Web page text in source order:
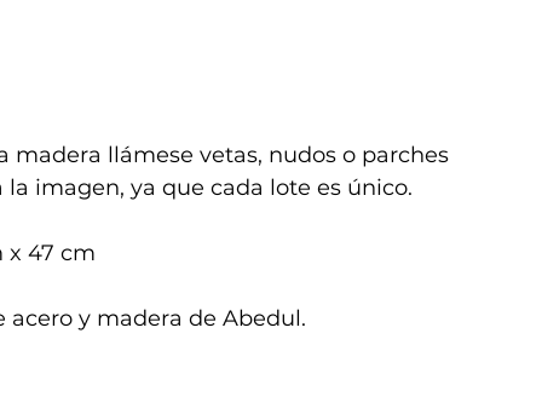
madera llámese vetas, nudos o parches
imagen, ya que cada lote es único.
x 47 cm
acero y madera de Abedul.